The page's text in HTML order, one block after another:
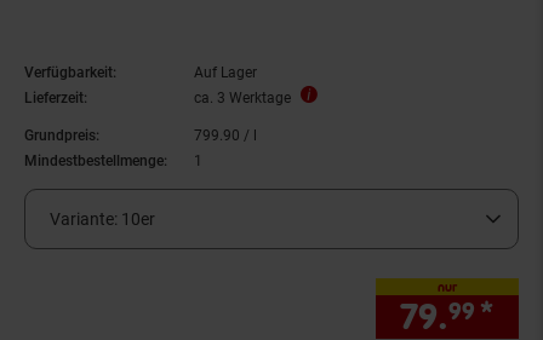
Verfügbarkeit:
Auf Lager
Lieferzeit:
ca. 3 Werktage
Grundpreis: 799.90 / l
Mindestbestellmenge:
1
Variante: 10er
nur
79.99 *